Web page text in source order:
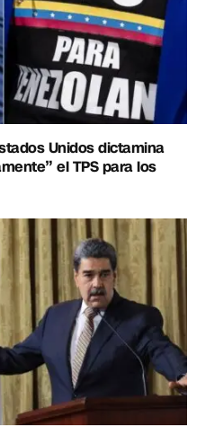
Unidos dictamina
el TPS para los